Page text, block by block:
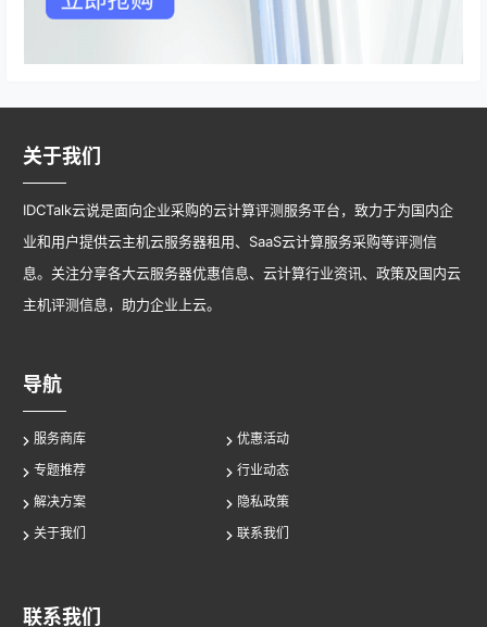
关于我们
IDCTalk云说是面向企业采购的云计算评测服务平台，致力于为国内企
业和用户提供云主机云服务器租用、SaaS云计算服务采购等评测信
息。关注分享各大云服务器优惠信息、云计算行业资讯、政策及国内云
主机评测信息，助力企业上云。
导航
服务商库
优惠活动
专题推荐
行业动态
解决方案
隐私政策
关于我们
联系我们
联系我们